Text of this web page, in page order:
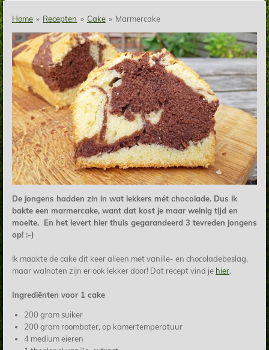
Home » Recepten » Cake » Marmercake
De jongens hadden zin in wat lekkers mét chocolade. Dus ik
bakte een marmercake, want dat kost je maar weinig tijd en
moeite. En het levert hier thuis gegarandeerd 3 tevreden jongens
op! :-)
Ik maakte de cake dit keer alleen met vanille- en chocoladebeslag,
maar walnoten zijn er ook lekker door! Dat recept vind je hier.
Ingrediënten voor 1 cake
200 gram suiker
200 gram roomboter, op kamertemperatuur
4 medium eieren